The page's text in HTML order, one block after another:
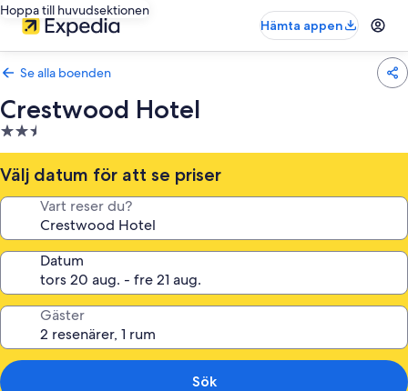
Hoppa till huvudsektionen
Hämta appen
Se alla boenden
Crestwood Hotel
2.5-
stjärnigt
boende
Välj datum för att se priser
Vart reser du?
Datum
Gäster
Sök